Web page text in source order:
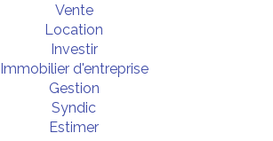
Vente
Location
Investir
Immobilier d'entreprise
Gestion
Syndic
Estimer